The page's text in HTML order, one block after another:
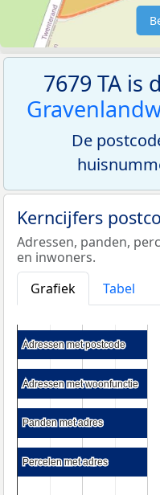
7679 TA is
De
Kerncijfers
Adressen, panden,
en inwoners.
Grafiek
Tabel
Adressen met postcode
Adressen met postcode
Adressen met woonfunctie
Adressen met woonfunctie
Panden met adres
Panden met adres
Percelen met adres
Percelen met adres